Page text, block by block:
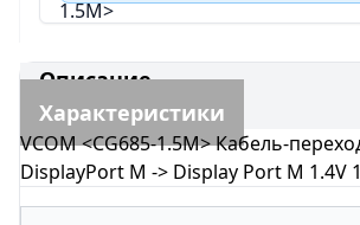
Описание
Характеристики
VCOM <CG685-1.5M> Кабель-
DisplayPort M -> Display Port M 1.4V